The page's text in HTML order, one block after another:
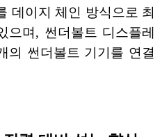
데이지 체인 방식으로 최
며, 썬더볼트 디스플레
의 썬더볼트 기기를 연결